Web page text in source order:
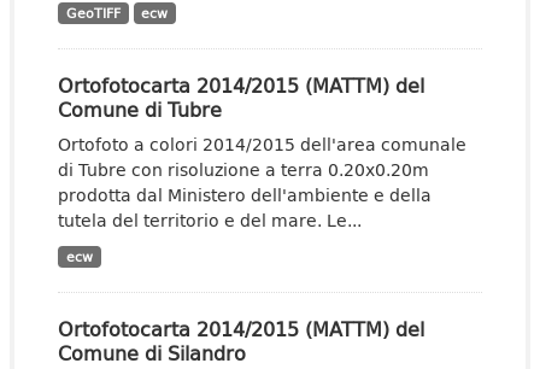
GeoTIFF ecw
Ortofotocarta 2014/2015 (MATTM) del
Comune di Tubre
Ortofoto a colori 2014/2015 dell'area comunale
di Tubre con risoluzione a terra 0.20x0.20m
prodotta dal Ministero dell'ambiente e della
tutela del territorio e del mare. Le...
ecw
Ortofotocarta 2014/2015 (MATTM) del
Comune di Silandro